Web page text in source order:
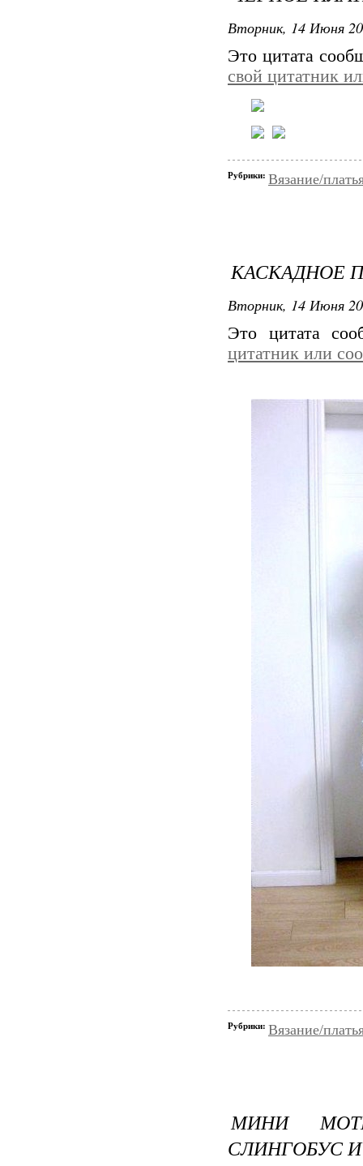
Вторник, 14 Июня
Это цитата
свой цитатник
Рубрики: Вязание/
КАСКАДНОЕ
Вторник, 14 Июня
Это цитата
цитатник или
Рубрики: Вязание/
МИНИ
СЛИНГОБУС